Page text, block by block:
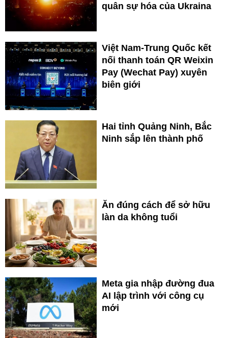
quân sự hóa của Ukraina
Việt Nam-Trung Quốc kết
nối thanh toán QR Weixin
Pay (Wechat Pay) xuyên
biên giới
Hai tỉnh Quảng Ninh, Bắc
Ninh sắp lên thành phố
Ăn đúng cách để sở hữu
làn da không tuổi
Meta gia nhập đường đua
AI lập trình với công cụ
mới